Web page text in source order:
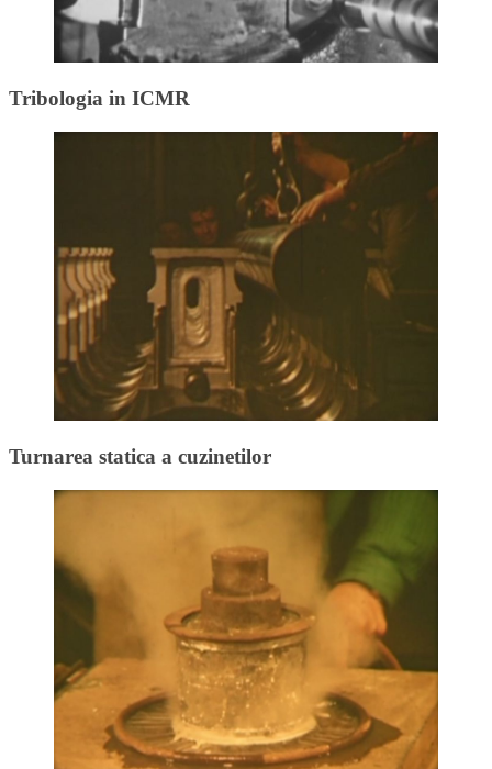
Tribologia in ICMR
Turnarea statica a cuzinetilor